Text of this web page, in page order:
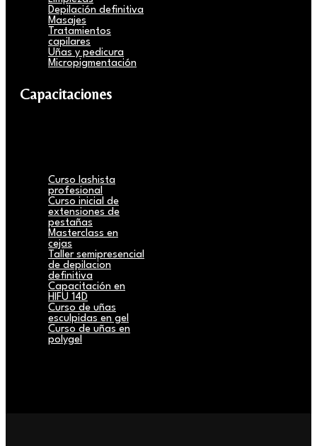
Depilación definitiva
Masajes
Tratamientos
capilares
Uñas y pedicura
Micropigmentación
Capacitaciones
Curso lashista
profesional
Curso inicial de
extensiones de
pestañas
Masterclass en
cejas
Taller semipresencial
de depilacion
definitiva
Capacitación en
HIFU 14D
Curso de uñas
esculpidas en gel
Curso de uñas en
polygel